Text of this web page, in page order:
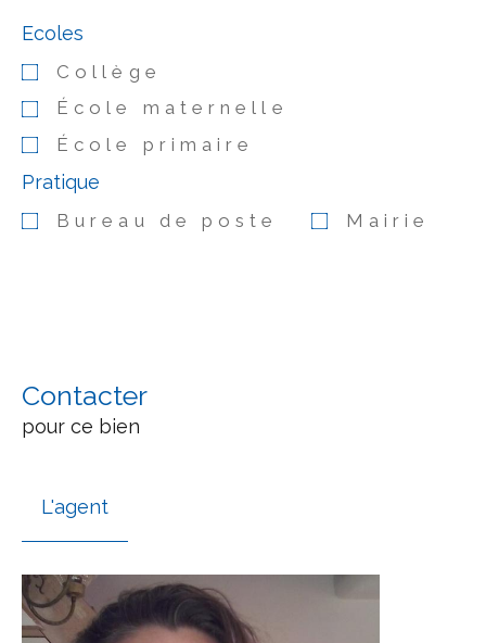
Ecoles
Collège
École maternelle
École primaire
Pratique
Bureau de poste Mairie
Contacter
pour ce bien
L'agent